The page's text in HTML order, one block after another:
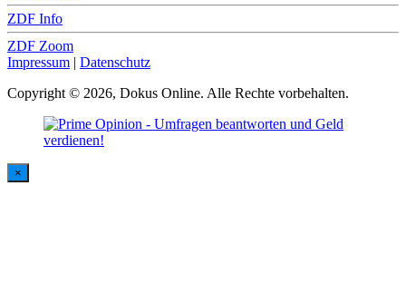
ZDF Info
ZDF Zoom
Impressum | Datenschutz
Copyright © 2026, Dokus Online. Alle Rechte vorbehalten.
×